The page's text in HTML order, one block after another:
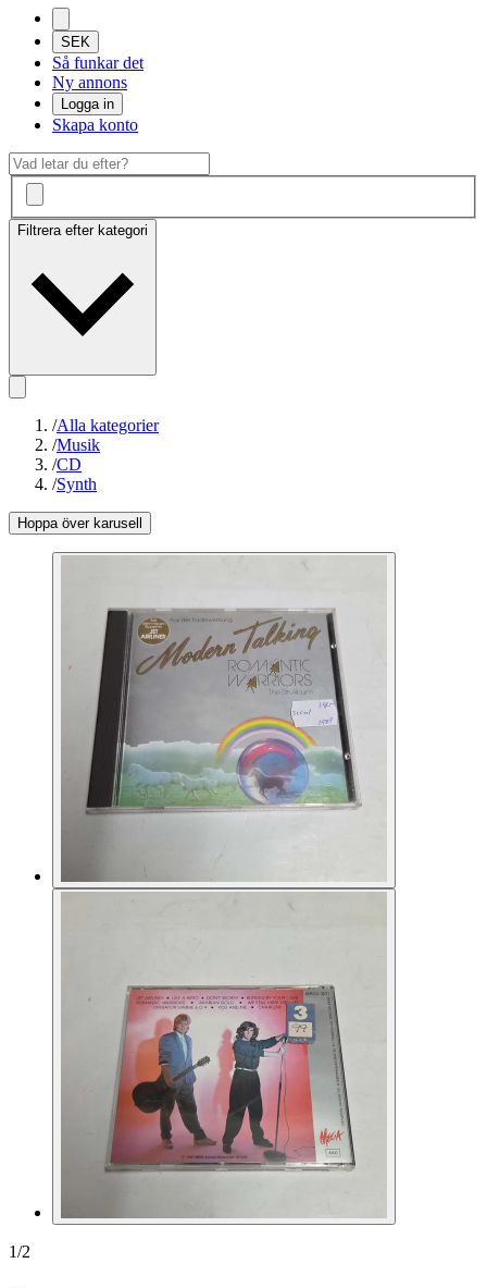
SEK
Så funkar det
Ny annons
Logga in
Skapa konto
Filtrera efter kategori
/Alla kategorier
/Musik
/CD
/Synth
Hoppa över karusell
1/2